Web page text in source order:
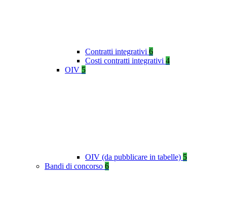
Contratti integrativi 6
Costi contratti integrativi 4
OIV 5
OIV (da pubblicare in tabelle) 5
Bandi di concorso 6